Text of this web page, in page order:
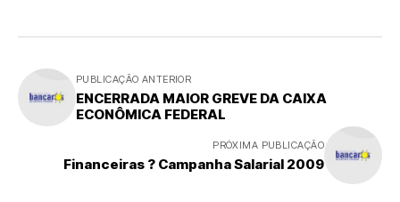
PUBLICAÇÃO ANTERIOR
ENCERRADA MAIOR GREVE DA CAIXA
ECONÔMICA FEDERAL
PRÓXIMA PUBLICAÇÃO
Financeiras ? Campanha Salarial 2009